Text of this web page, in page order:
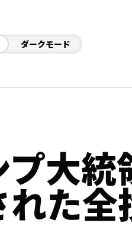
ダークモード
プ大
た全